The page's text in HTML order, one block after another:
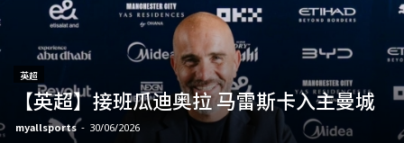
英超
【英超】接班瓜迪奥拉 马雷斯卡入主曼城
myallsports - 30/06/2026